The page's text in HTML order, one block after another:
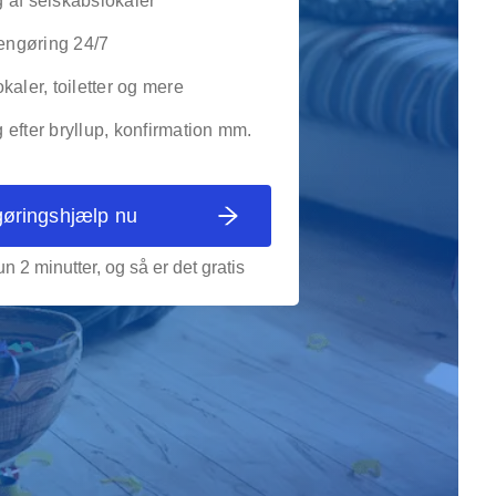
24/7
toiletter og mere
efter bryllup, konfirmation mm.
nu
2 minutter, og så er det gratis